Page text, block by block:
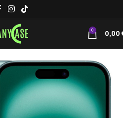
0 0,00
Apple iPhone